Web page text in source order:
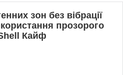
зон без вібрації
прозорого
Кайф